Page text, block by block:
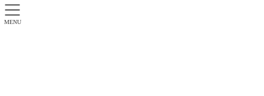
MENU